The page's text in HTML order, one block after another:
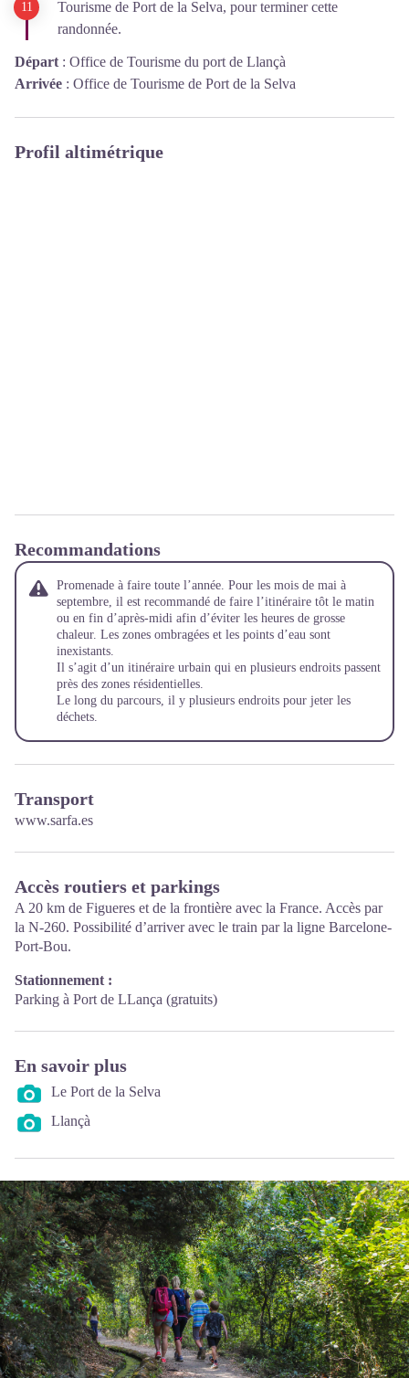
Tourisme de Port de la Selva, pour terminer cette
randonnée.
Départ : Office de Tourisme du port de Llançà
Arrivée : Office de Tourisme de Port de la Selva
Profil altimétrique
Recommandations
Promenade à faire toute l’année. Pour les mois de mai à
septembre, il est recommandé de faire l’itinéraire tôt le matin
ou en fin d’après-midi afin d’éviter les heures de grosse
chaleur. Les zones ombragées et les points d’eau sont
inexistants.
Il s’agit d’un itinéraire urbain qui en plusieurs endroits passent
près des zones résidentielles.
Le long du parcours, il y plusieurs endroits pour jeter les
déchets.
Transport
www.sarfa.es
Accès routiers et parkings
A 20 km de Figueres et de la frontière avec la France. Accès par
la N-260. Possibilité d’arriver avec le train par la ligne Barcelone-
Port-Bou.
Stationnement :
Parking à Port de LLança (gratuits)
En savoir plus
Le Port de la Selva
Llançà